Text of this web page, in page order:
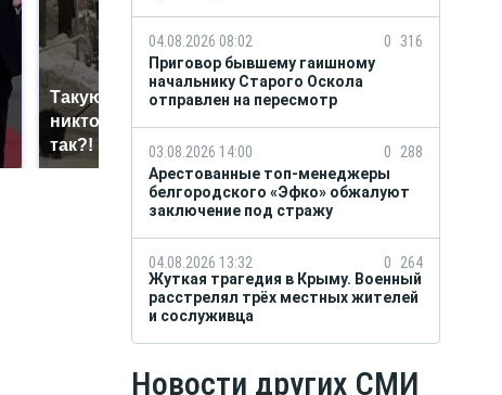
Такую зиму в России
никто не ждал: как
так?!
На Урале из казны
миллионов рублей
04.08.2026 08:02 0
316
Приговор бывшему гаишному
начальнику Старого Оскола
отправлен на пересмотр
03.08.2026 14:00 0
288
Арестованные топ-менеджеры
белгородского «Эфко» обжалуют
заключение под стражу
04.08.2026 13:32 0
264
Жуткая трагедия в Крыму. Военный
расстрелял трёх местных жителей
и сослуживца
Новости других СМИ